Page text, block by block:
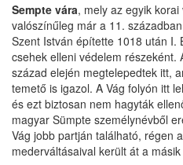
Sempte vára, mely az egyik
valószínűleg már a 11.
Szent István építette 1018 után I.
csehek elleni védelem részeként.
század elején megtelepedtek itt,
temető is igazol. A Vág folyón itt
és ezt biztosan nem hagyták
magyar Sümpte személynévből
Vág jobb partján található, régen
mederváltásaival került át a